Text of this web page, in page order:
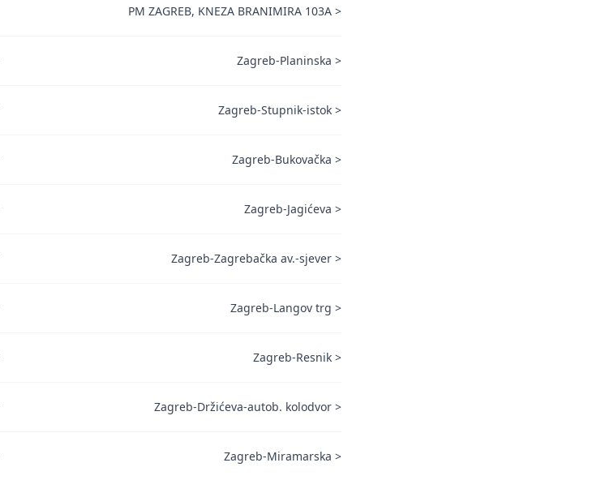
PM ZAGREB, KNEZA BRANIMIRA 103A >
Zagreb-Planinska >
Zagreb-Stupnik-istok >
Zagreb-Bukovačka >
Zagreb-Jagićeva >
Zagreb-Zagrebačka av.-sjever >
Zagreb-Langov trg >
Zagreb-Resnik >
Zagreb-Držićeva-autob. kolodvor >
Zagreb-Miramarska >